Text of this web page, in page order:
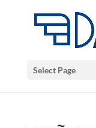
Select Page